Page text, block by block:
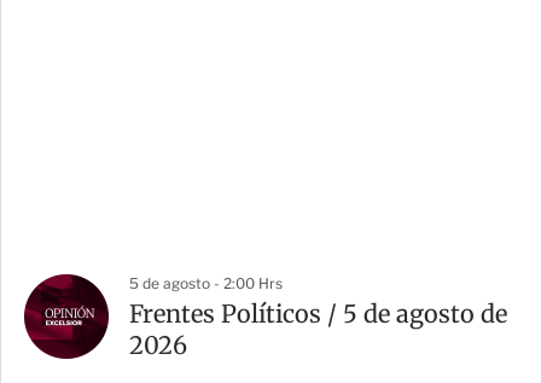
5 de agosto - 2:00 Hrs
Frentes Políticos / 5 de agosto de
2026